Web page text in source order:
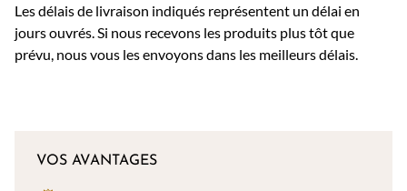
Les délais de livraison indiqués représentent un délai en
jours ouvrés. Si nous recevons les produits plus tôt que
prévu, nous vous les envoyons dans les meilleurs délais.
VOS AVANTAGES